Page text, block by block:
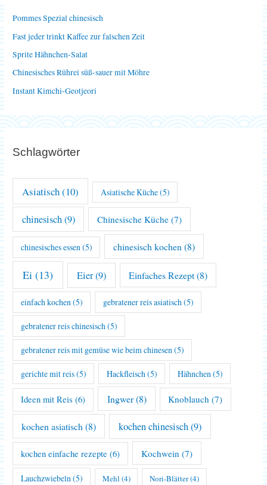
c
h
:
Pommes Spezial chinesisch
Fast jeder trinkt Kaffee zur falschen Zeit
Sprite Hähnchen-Salat
Chinesisches Rührei süß-sauer mit Möhre
Instant Kimchi-Geotjeori
Schlagwörter
Asiatisch(10) Asiatische Küche(5)
chinesisch(9) Chinesische Küche (7)
chinesisches essen(5) chinesisch kochen (8)
Ei (13) Eier(9) Einfaches Rezept(8)
einfach kochen(5) gebratener reis asiatisch(5)
gebratener reis chinesisch (5)
gebratener reis mit gemüse wie beim chinesen (5)
gerichte mit reis(5) Hackfleisch (5) Hähnchen (5)
Ideen mit Reis (6) Ingwer(8) Knoblauch (7)
kochen asiatisch (8) kochen chinesisch(9)
kochen einfache rezepte (6) Kochwein (7)
Lauchzwiebeln(5) Mehl (4) Nori-Blätter(4)